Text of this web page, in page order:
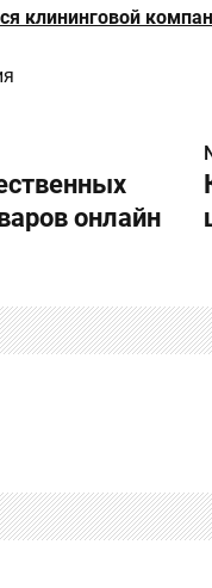
клининговой
онлайн